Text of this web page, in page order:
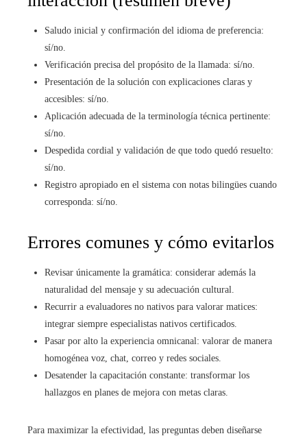
Saludo inicial y confirmación del idioma de preferencia:
sí/no.
Verificación precisa del propósito de la llamada: sí/no.
Presentación de la solución con explicaciones claras y
accesibles: sí/no.
Aplicación adecuada de la terminología técnica pertinente:
sí/no.
Despedida cordial y validación de que todo quedó resuelto:
sí/no.
Registro apropiado en el sistema con notas bilingües cuando
corresponda: sí/no.
Errores comunes y cómo evitarlos
Revisar únicamente la gramática: considerar además la
naturalidad del mensaje y su adecuación cultural.
Recurrir a evaluadores no nativos para valorar matices:
integrar siempre especialistas nativos certificados.
Pasar por alto la experiencia omnicanal: valorar de manera
homogénea voz, chat, correo y redes sociales.
Desatender la capacitación constante: transformar los
hallazgos en planes de mejora con metas claras.
Para maximizar la efectividad, las preguntas deben diseñarse